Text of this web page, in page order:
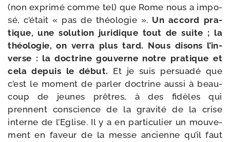
(non expri­mé comme tel) que Rome nous a impo­
sé, c’é­tait « pas de théo­lo­gie ». Un accord pra­
tique, une solu­tion juri­dique tout de suite ; la
théo­lo­gie, on ver­ra plus tard. Nous disons l’in­
verse : la doc­trine gou­verne notre pra­tique et
cela depuis le début. Et je suis per­sua­dé que
c’est le moment de par­ler doc­trine aus­si à beau­
coup de jeunes prêtres, à des fidèles qui
prennent conscience de la gra­vi­té de la crise
interne de l’Eglise. Il y a en par­ti­cu­lier un mou­ve­
ment en faveur de la messe ancienne qu’il faut